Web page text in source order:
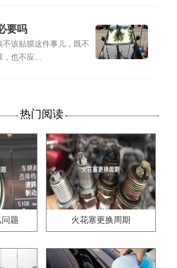
要吗
该贴膜这件事儿，既不
，也不应...
热门阅读
题 火花塞更换周期